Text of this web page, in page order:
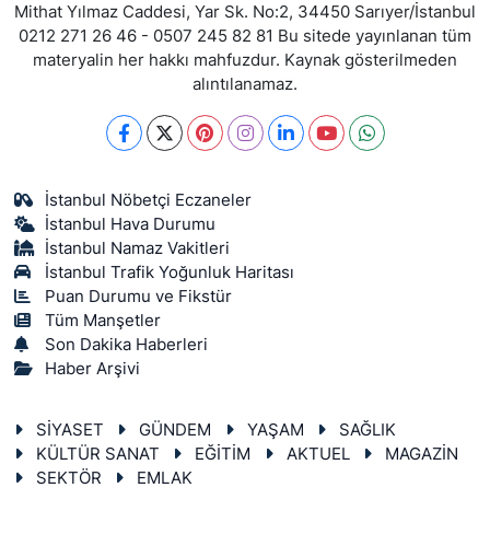
Mithat Yılmaz Caddesi, Yar Sk. No:2, 34450 Sarıyer/İstanbul
0212 271 26 46 - 0507 245 82 81 Bu sitede yayınlanan tüm
materyalin her hakkı mahfuzdur. Kaynak gösterilmeden
alıntılanamaz.
İstanbul Nöbetçi Eczaneler
İstanbul Hava Durumu
İstanbul Namaz Vakitleri
İstanbul Trafik Yoğunluk Haritası
Puan Durumu ve Fikstür
Tüm Manşetler
Son Dakika Haberleri
Haber Arşivi
SİYASET GÜNDEM YAŞAM
SAĞLIK
KÜLTÜR SANAT
EĞİTİM AKTUEL
MAGAZİN
SEKTÖR
EMLAK